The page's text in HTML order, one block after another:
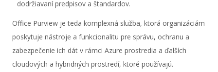
dodržiavaní predpisov a štandardov.
Office Purview je teda komplexná služba, ktorá organizáciám
poskytuje nástroje a funkcionalitu pre správu, ochranu a
zabezpečenie ich dát v rámci Azure prostredia a ďalších
cloudových a hybridných prostredí, ktoré používajú.